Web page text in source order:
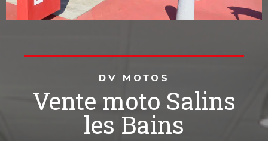
DV MOTOS
Vente moto Salins
les Bains